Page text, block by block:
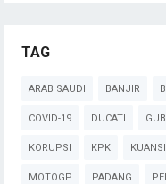
TAG
ARAB SAUDI BANJIR
COVID-19 DUCATI
KORUPSI KPK
MOTOGP PADANG